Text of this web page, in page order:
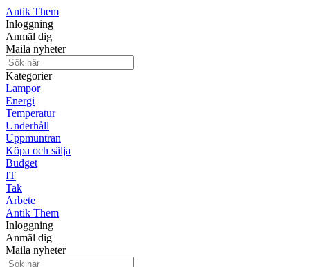
Antik Them
Inloggning
Anmäl dig
Maila nyheter
Kategorier
Lampor
Energi
Temperatur
Underhåll
Uppmuntran
Köpa och sälja
Budget
IT
Tak
Arbete
Antik Them
Inloggning
Anmäl dig
Maila nyheter